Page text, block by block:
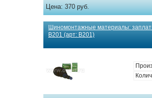
Цена: 370 руб.
Шиномонтажные материалы:
В201 (арт: В201)